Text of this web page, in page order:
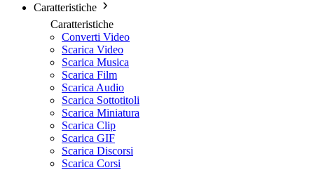
Caratteristiche
Caratteristiche
Converti Video
Scarica Video
Scarica Musica
Scarica Film
Scarica Audio
Scarica Sottotitoli
Scarica Miniatura
Scarica Clip
Scarica GIF
Scarica Discorsi
Scarica Corsi